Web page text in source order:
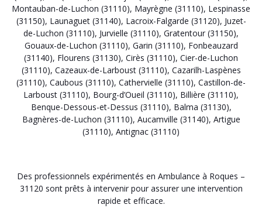
Montauban-de-Luchon (31110), Mayrègne (31110), Lespinasse
(31150), Launaguet (31140), Lacroix-Falgarde (31120), Juzet-
de-Luchon (31110), Jurvielle (31110), Gratentour (31150),
Gouaux-de-Luchon (31110), Garin (31110), Fonbeauzard
(31140), Flourens (31130), Cirès (31110), Cier-de-Luchon
(31110), Cazeaux-de-Larboust (31110), Cazarilh-Laspènes
(31110), Caubous (31110), Cathervielle (31110), Castillon-de-
Larboust (31110), Bourg-d’Oueil (31110), Billière (31110),
Benque-Dessous-et-Dessus (31110), Balma (31130),
Bagnères-de-Luchon (31110), Aucamville (31140), Artigue
(31110), Antignac (31110)
Des professionnels expérimentés en Ambulance à Roques –
31120 sont prêts à intervenir pour assurer une intervention
rapide et efficace.